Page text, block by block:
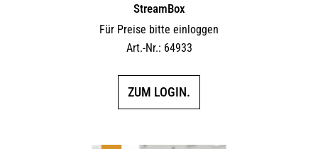
StreamBox
Für Preise bitte einloggen
Art.-Nr.: 64933
ZUM LOGIN.